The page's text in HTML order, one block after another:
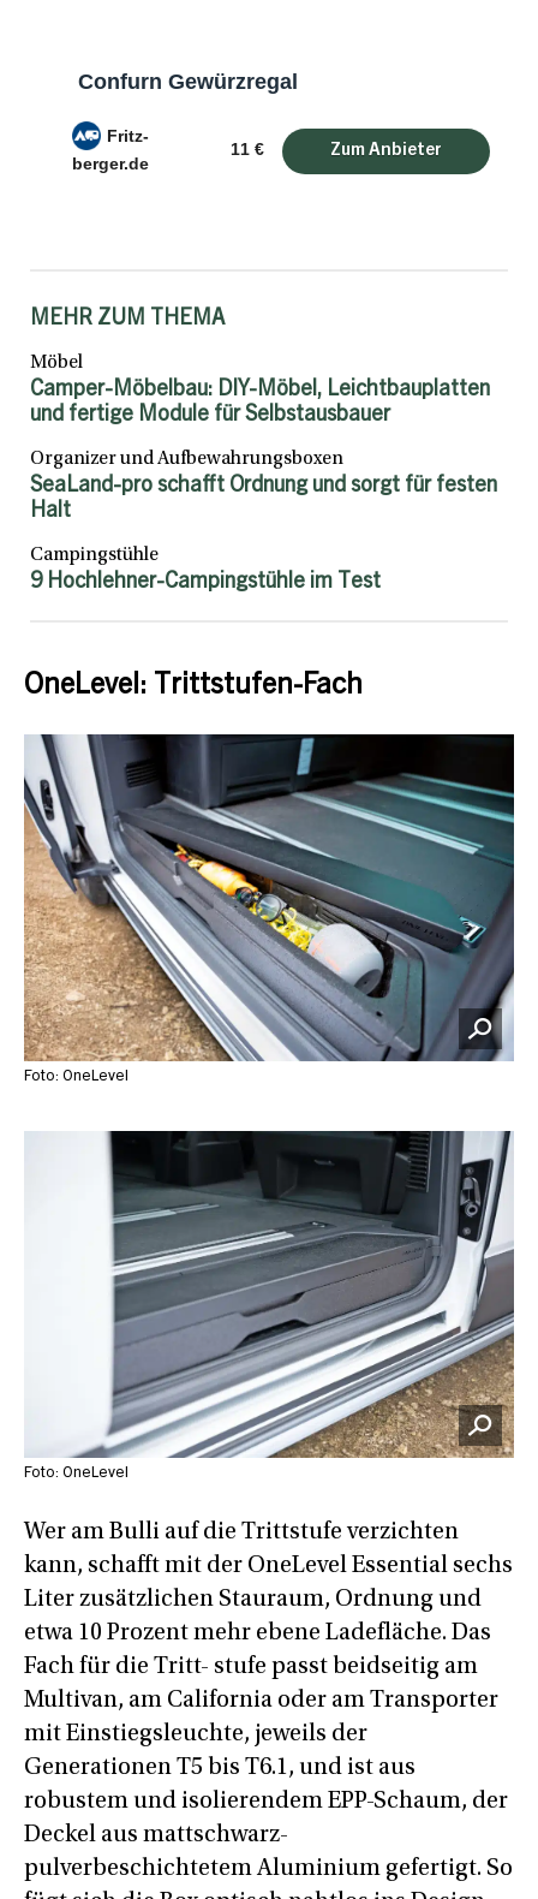
Confurn Gewürzregal
Fritz-
berger.de
11 €
MEHR ZUM THEMA
Möbel
Camper-Möbelbau: DIY-Möbel, Leichtbauplatten
und fertige Module für Selbstausbauer
Organizer und Aufbewahrungsboxen
SeaLand-pro schafft Ordnung und sorgt für festen
Halt
Campingstühle
9 Hochlehner-Campingstühle im Test
OneLevel: Trittstufen-Fach
Foto: OneLevel
Wer am Bulli auf die Trittstufe verzichten
kann, schafft mit der OneLevel Essential sechs
Liter zusätzlichen Stauraum, Ordnung und
etwa 10 Prozent mehr ebene Ladefläche. Das
Fach für die Tritt- stufe passt beidseitig am
Multivan, am California oder am Transporter
mit Einstiegsleuchte, jeweils der
Generationen T5 bis T6.1, und ist aus
robustem und isolierendem EPP-Schaum, der
Deckel aus mattschwarz-
pulverbeschichtetem Aluminium gefertigt. So
Foto: OneLevel